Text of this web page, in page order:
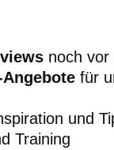
noch
für
und
Training